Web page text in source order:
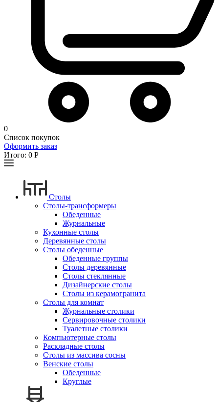
0
Список покупок
Оформить заказ
Итого: 0 Р
Столы
Столы-трансформеры
Обеденные
Журнальные
Кухонные столы
Деревянные столы
Столы обеденные
Обеденные группы
Столы деревянные
Столы стеклянные
Дизайнерские столы
Столы из керамогранита
Столы для комнат
Журнальные столики
Сервировочные столики
Туалетные столики
Компьютерные столы
Раскладные столы
Столы из массива сосны
Венские столы
Обеденные
Круглые